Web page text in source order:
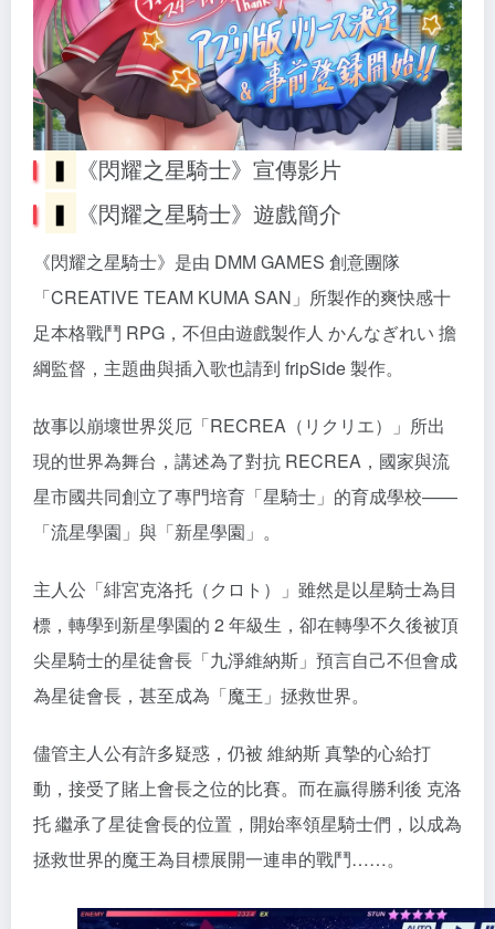
▍
《閃耀之星騎士》宣傳影片
▍
《閃耀之星騎士》遊戲簡介
《閃耀之星騎士》是由 DMM GAMES 創意團隊
「CREATIVE TEAM KUMA SAN」所製作的爽快感十
足本格戰鬥 RPG，不但由遊戲製作人 かんなぎれい 擔
綱監督，主題曲與插入歌也請到 fripSide 製作。
故事以崩壞世界災厄「RECREA（リクリエ）」所出
現的世界為舞台，講述為了對抗 RECREA，國家與流
星市國共同創立了專門培育「星騎士」的育成學校——
「流星學園」與「新星學園」。
主人公「緋宮克洛托（クロト）」雖然是以星騎士為目
標，轉學到新星學園的 2 年級生，卻在轉學不久後被頂
尖星騎士的星徒會長「九淨維納斯」預言自己不但會成
為星徒會長，甚至成為「魔王」拯救世界。
儘管主人公有許多疑惑，仍被 維納斯 真摯的心給打
動，接受了賭上會長之位的比賽。而在贏得勝利後 克洛
托 繼承了星徒會長的位置，開始率領星騎士們，以成為
拯救世界的魔王為目標展開一連串的戰鬥……。